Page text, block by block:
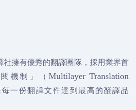
社擁有優秀的翻譯團隊，採用業界首
機制」（ Multilayer Translation
一份翻譯文件達到最高的翻譯品